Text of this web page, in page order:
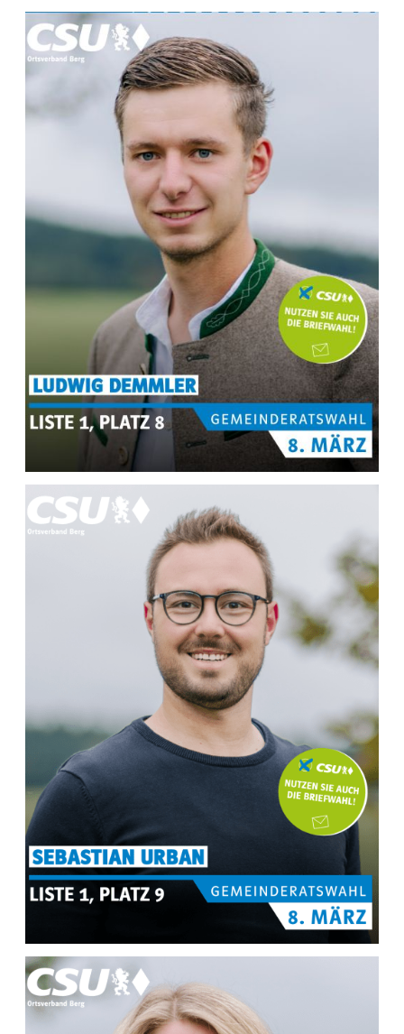
MEHR INFOS ZU
Georg Brandl
MEHR INFOS ZU
Ludwig Demmler
MEHR INFOS ZU
Sebastian Urban